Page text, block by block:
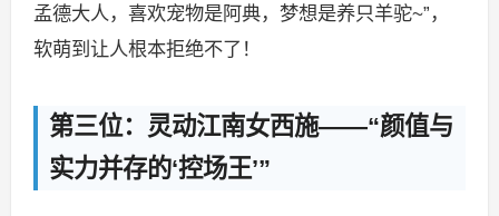
孟德大人，喜欢宠物是阿典，梦想是养只羊驼~”，
软萌到让人根本拒绝不了！
第三位：灵动江南女西施——“颜值与
实力并存的‘控场王’”